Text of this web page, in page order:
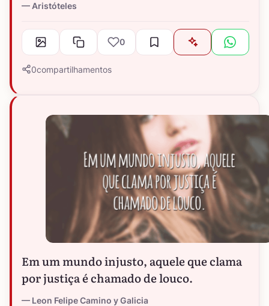
Aristóteles
0
0compartilhamentos
Em um mundo injusto, aquele que clama
por justiça é chamado de louco.
Leon Felipe Camino y Galicia